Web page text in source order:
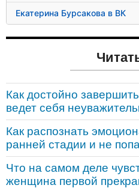
Екатерина Бурсакова в ВК
Как достойно
ведет себя
Как распознать
ранней стадии и не
Что на самом деле
женщина первой